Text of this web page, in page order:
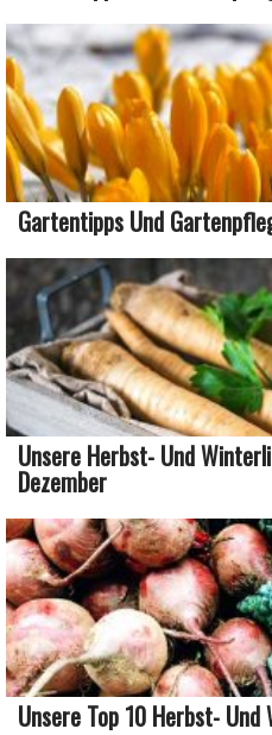
Gartentipps Und
Unsere Herbst- Und
Dezember
Unsere Top 10 Herbst-